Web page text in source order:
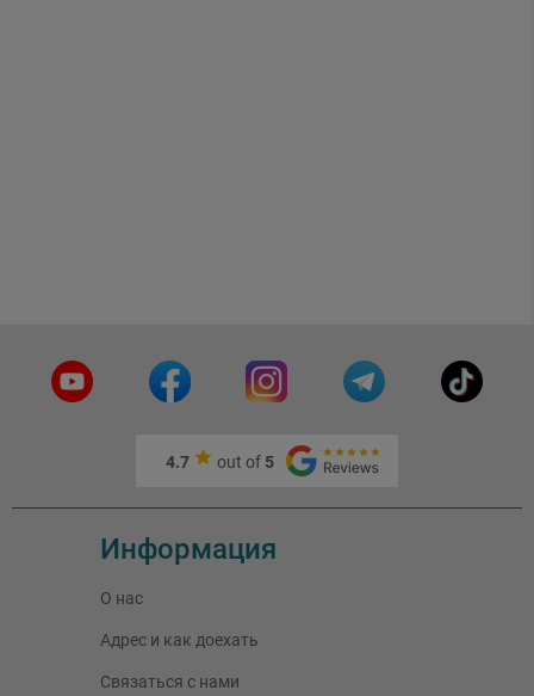
4.7 out of 5
Информация
О нас
Адрес и как доехать
Связаться с нами